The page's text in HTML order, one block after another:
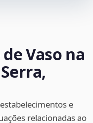
Vaso na
e
relacionadas ao